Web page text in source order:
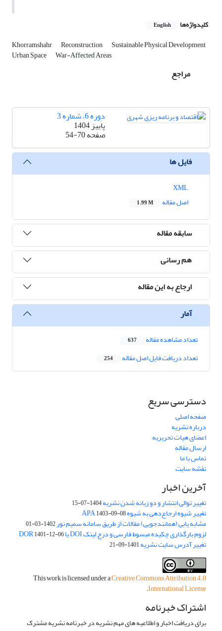
کلیدواژه‌ها English
Khorramshahr Reconstruction Sustainable Physical Development
Urban Space War-Affected Areas
مراجع
دوره 6، شماره 3
پاییز 1404
صفحه54-70
فایل ها
اصل مقاله
1.99 M
سابقه مقاله
هم رسانی
ارجاع به این مقاله
آمار
تعداد مشاهده مقاله 637
تعداد دریافت فایل اصل مقاله 254
دسترسی سریع
صفحه اصلی
درباره نشریه
اعضای هیات تحریریه
ارسال مقاله
تماس با ما
نقشه سایت
آخرین اخبار
تغییر توالی انتشار و دو زبانه شدن نشریه1404-07-15
تغییر شیوه ارجاع‌دهی به شیوه APA1403-09-08
مشابه یابی (همانندجویی) مقالات از طریق سامانه سمیم نور1402-03-01
لزوم بارگذاری چکیده مبسوط فارسی و درج لینک DOI یا DOR 1401-12-06
تغییر آدرس سایت نشریه1401-09-21
This work is licensed under aCreative Commons Attribution 4.0
International License
.
اشتراک خبرنامه
برای دریافت اخبار و اطلاعیه های مهم نشریه در خبرنامه نشریه مشترک